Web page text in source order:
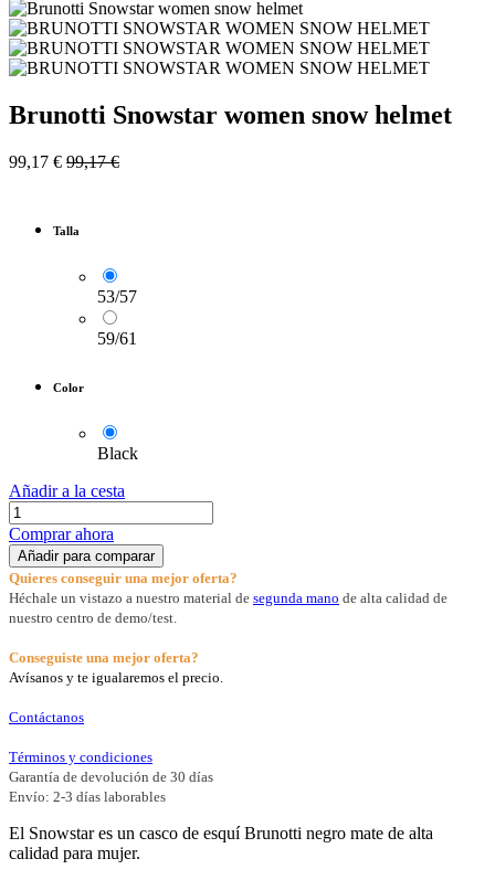
Brunotti Snowstar women snow helmet
99,17 € 99,17€
Talla
53/57
59/61
Color
Black
Añadir a la cesta
Comprar ahora
Añadir para comparar
Quieres conseguir una mejor oferta?
Héchale un vistazo a nuestro material de segunda mano de alta calidad de
nuestro centro de demo/test.
Conseguiste una mejor oferta?
Avísanos y te igualaremos el precio.
Contáctanos
Términos y condiciones
Garantía de devolución de 30 días
Envío: 2-3 días laborables
El Snowstar es un casco de esquí Brunotti negro mate de alta
calidad para mujer.